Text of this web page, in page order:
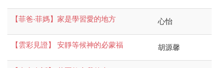
【菲爸‧菲媽】家是學習愛的地方 心怡
【雲彩見證】 安靜等候神的必蒙福 胡源馨